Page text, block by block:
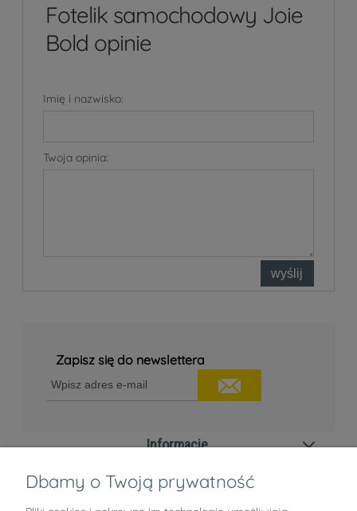
Fotelik samochodowy Joie
Bold opinie
Imię i nazwisko:
Twoja opinia:
wyślij
Zapisz się do newslettera
Informacje
Zwroty i reklamacje
Dbamy o Twoją prywatność